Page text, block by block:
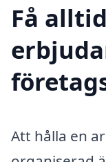
Få
Att hålla en